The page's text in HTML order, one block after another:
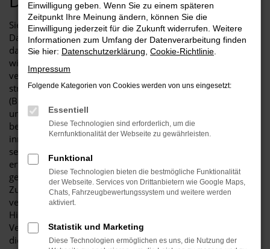
Sie erhalten als Nutzer unserer Internetseite in dieser
Datenschutzerklärung alle notwendigen Informationen
darüber, wie, in welchem Umfang sowie zu welchem Zweck
wir oder Drittanbieter Daten von Ihnen erheben und diese
verwenden. Die Erhebung und Nutzung Ihrer Daten erfolgt
streng nach den Vorgaben des Bundesdatenschutzgesetzes
(BDSG) und des Digitale-Dienste-Gesetz (DDG). Wir fühlen
uns der Vertraulichkeit Ihrer personenbezogenen Daten
besonders verpflichtet und arbeiten deshalb streng
innerhalb der Grenzen, die die gesetzlichen Vorgaben uns
setzen. Die Erhebung dieser personenbezogenen Daten
erfolgt auf freiwilliger Basis, wenn uns das möglich ist. Auch
geben wir diese Daten nur mit Ihrer ausdrücklichen
Zustimmung an Dritte weiter. Wir sorgen bei besonders
vertraulichen Daten wie im Zahlungsverkehr oder im
Hinblick auf Ihre Anfragen an uns durch Einsatz einer SSL-
Verschlüsselung für hohe Sicherheit. Wir möchten es aber an
dieser Stelle nicht versäumen, auf die allgemeinen Gefahren
Einwilligung geben. Wenn Sie zu einem späteren
Zeitpunkt Ihre Meinung ändern, können Sie die
Einwilligung jederzeit für die Zukunft widerrufen. Weitere
Informationen zum Umfang der Datenverarbeitung finden
Sie hier: Datenschutzerklärung Cookie-Richtlinie
Impressum
Folgende Kategorien von Cookies werden von uns eingesetzt:
Essentiell
Diese Technologien sind erforderlich, um die
Kernfunktionalität der Webseite zu gewährleisten.
Funktional
Diese Technologien bieten die bestmögliche Funktionalität
der Webseite. Services von Drittanbietern wie Google Maps,
Chats, Fahrzeugbewertungssystem und weitere werden
aktiviert.
Statistik und Marketing
Diese Technologien ermöglichen es uns, die Nutzung der